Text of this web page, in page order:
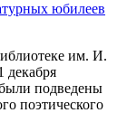
юбилеев
им. И.
декабря
подведены
поэтического